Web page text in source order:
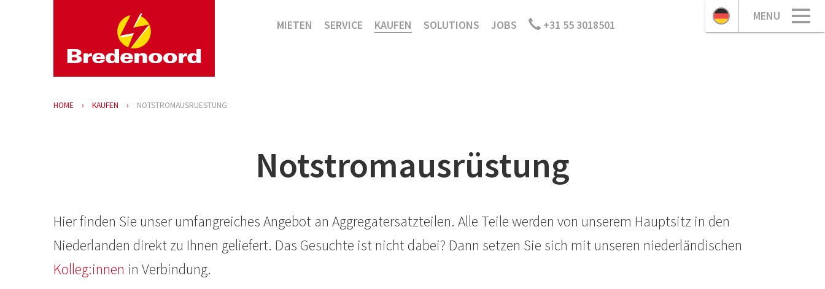
MENU
MIETEN SERVICE KAUFEN SOLUTIONS JOBS +31 55 3018501
HOME KAUFEN NOTSTROMAUSRUESTUNG
Notstromausrüstung
Hier finden Sie unser umfangreiches Angebot an Aggregatersatzteilen. Alle Teile werden von unserem Hauptsitz in den
Niederlanden direkt zu Ihnen geliefert. Das Gesuchte ist nicht dabei? Dann setzen Sie sich mit unseren niederländischen
Kolleg:innen in Verbindung.